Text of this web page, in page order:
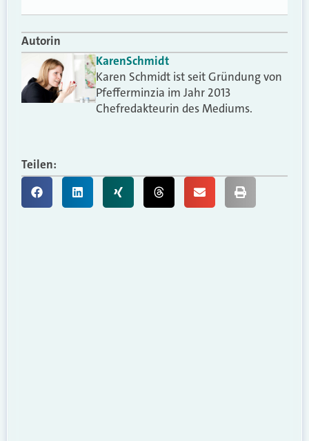
Autorin
KarenSchmidt
Karen Schmidt ist seit Gründung von
Pfefferminzia im Jahr 2013
Chefredakteurin des Mediums.
Teilen: